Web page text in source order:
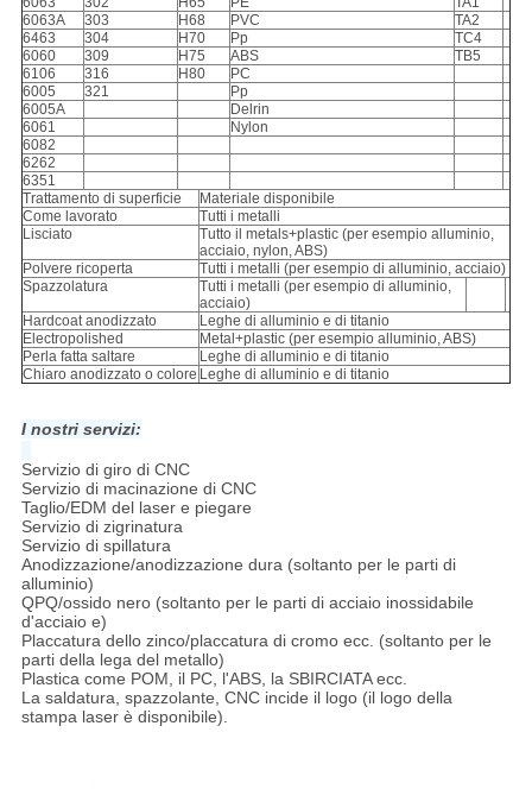
6063A
303 H68 PVC
TA2
6463
304 H70 Pp
TC4
6060
309 H75 ABS
TB5
6106
316 H80
PC
6005
321
Pp
6005A
Delrin
6061
Nylon
6082
6262
6351
Trattamento di superficie
Materiale disponibile
Come lavorato
Tutti i metalli
Lisciato
Tutto il metals+plastic (per esempio alluminio,
acciaio, nylon, ABS)
Polvere ricoperta
Tutti i metalli (per esempio di alluminio, acciaio)
Spazzolatura
Tutti i metalli (per esempio di alluminio,
acciaio)
Hardcoat anodizzato
Leghe di alluminio e di titanio
Electropolished
Metal+plastic (per esempio alluminio, ABS)
Perla fatta saltare
Leghe di alluminio e di titanio
Chiaro anodizzato o colore Leghe di alluminio e di titanio
I nostri servizi:
Servizio di giro di CNC
Servizio di macinazione di CNC
Taglio/EDM del laser e piegare
Servizio di zigrinatura
Servizio di spillatura
Anodizzazione/anodizzazione dura (soltanto per le parti di
alluminio)
QPQ/ossido nero (soltanto per le parti di acciaio inossidabile
d'acciaio e)
Placcatura dello zinco/placcatura di cromo ecc. (soltanto per le
parti della lega del metallo)
Plastica come POM, il PC, l'ABS, la SBIRCIATA ecc.
La saldatura, spazzolante, CNC incide il logo (il logo della
stampa laser è disponibile).